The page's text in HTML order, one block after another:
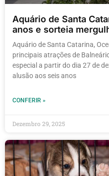
Aquário de Santa
anos e sorteia
Aquário de Santa Catarina,
principais atrações de
especial a partir do dia 27 de
alusão aos seis anos
CONFERIR »
Dezembro 29, 2025